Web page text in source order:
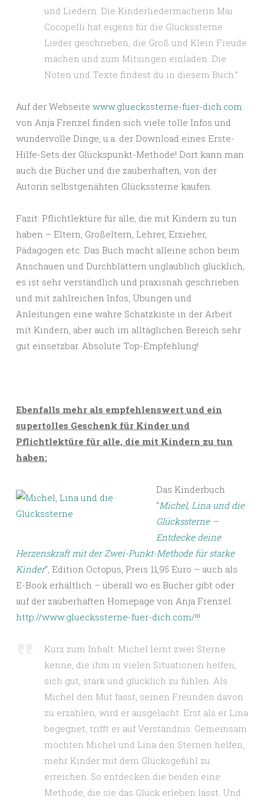
und Liedern. Die Kinderliedermacherin Mai
Cocopelli hat eigens für die Glückssterne
Lieder geschrieben, die Groß und Klein Freude
machen und zum Mitsingen einladen. Die
Noten und Texte findest du in diesem Buch.”
Auf der Webseite www.glueckssterne-fuer-dich.com
von Anja Frenzel finden sich viele tolle Infos und
wundervolle Dinge, u.a. der Download eines Erste-
Hilfe-Sets der Glückspunkt-Methode! Dort kann man
auch die Bücher und die zauberhaften, von der
Autorin selbstgenähten Glückssterne kaufen.
Fazit: Pflichtlektüre für alle, die mit Kindern zu tun
haben – Eltern, Großeltern, Lehrer, Erzieher,
Pädagogen etc. Das Buch macht alleine schon beim
Anschauen und Durchblättern unglaublich glücklich,
es ist sehr verständlich und praxisnah geschrieben
und mit zahlreichen Infos, Übungen und
Anleitungen eine wahre Schatzkiste in der Arbeit
mit Kindern, aber auch im alltäglichen Bereich sehr
gut einsetzbar. Absolute Top-Empfehlung!
Ebenfalls mehr als empfehlenswert und ein
supertolles Geschenk für Kinder und
Pflichtlektüre für alle, die mit Kindern zu tun
haben:
Das Kinderbuch
“Michel, Lina und die
Glückssterne –
Entdecke deine
Herzenskraft mit der Zwei-Punkt-Methode für starke
Kinder“, Edition Octopus, Preis 11,95 Euro – auch als
E-Book erhältlich – überall wo es Bücher gibt oder
auf der zauberhaften Homepage von Anja Frenzel:
http://www.glueckssterne-fuer-dich.com/!!!
Kurz zum Inhalt: Michel lernt zwei Sterne
kenne, die ihm in vielen Situationen helfen,
sich gut, stark und glücklich zu fühlen. Als
Michel den Mut fasst, seinen Freunden davon
zu erzählen, wird er ausgelacht. Erst als er Lina
begegnet, trifft er auf Verständnis. Gemeinsam
möchten Michel und Lina den Sternen helfen,
mehr Kinder mit dem Glücksgefühl zu
erreichen. So entdecken die beiden eine
Methode, die sie das Glück erleben lässt. Und